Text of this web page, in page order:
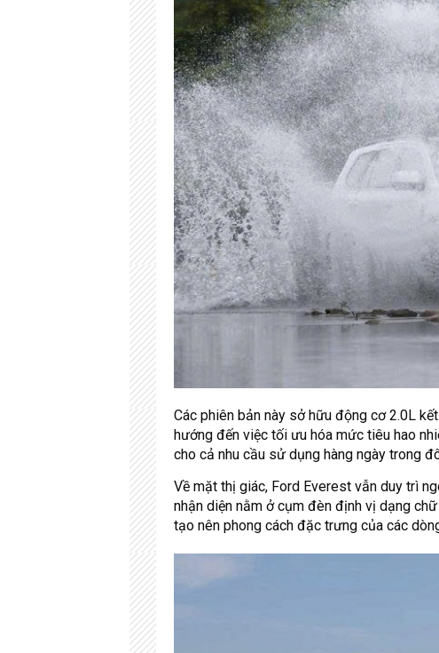
Các phiên bản này sở hữu động cơ 2.0L
hướng đến việc tối ưu hóa mức tiêu hao
cho cả nhu cầu sử dụng hàng ngày trong
Về mặt thị giác, Ford Everest vẫn duy trì
nhận diện nằm ở cụm đèn định vị dạng
tạo nên phong cách đặc trưng của các